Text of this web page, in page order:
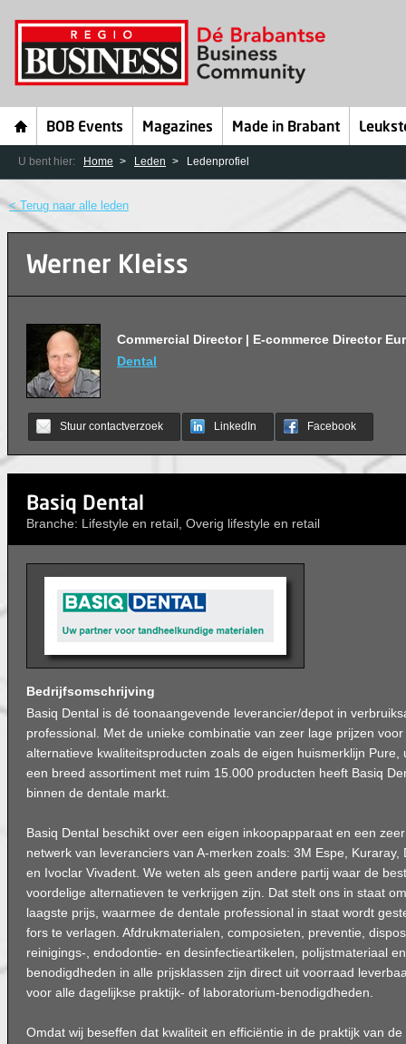
BOB Events Magazines Made in Brabant
U bent hier: Home Leden Ledenprofiel
< Terug naar alle leden
Werner Kleiss
Commercial Director | E-commerce Director
Dental
Stuur contactverzoek LinkedIn Facebook
Basiq Dental
Branche: Lifestyle en retail, Overig lifestyle en retail
Bedrijfsomschrijving
Basiq Dental is dé toonaangevende leverancier/depot in
professional. Met de unieke combinatie van zeer lage prijzen
alternatieve kwaliteitsproducten zoals de eigen huismerklijn Pure,
een breed assortiment met ruim 15.000 producten heeft Basiq
binnen de dentale markt.
Basiq Dental beschikt over een eigen inkoopapparaat en een
netwerk van leveranciers van A-merken zoals: 3M Espe, Kuraray,
en Ivoclar Vivadent. We weten als geen andere partij waar de
voordelige alternatieven te verkrijgen zijn. Dat stelt ons in staat
laagste prijs, waarmee de dentale professional in staat wordt
fors te verlagen. Afdrukmaterialen, composieten, preventie,
reinigings-, endodontie- en desinfectieartikelen, polijstmateriaal
benodigdheden in alle prijsklassen zijn direct uit voorraad
voor alle dagelijkse praktijk- of laboratorium-benodigdheden.
Omdat wij beseffen dat kwaliteit en efficiëntie in de praktijk van